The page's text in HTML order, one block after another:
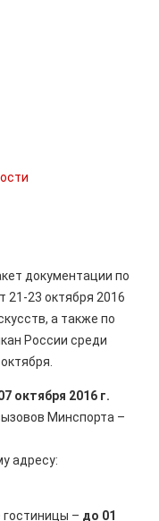
документации по
21-23 октября 2016
а также по
России среди
октября 2016 г.
Минспорта –
адресу:
гостиницы – до 01